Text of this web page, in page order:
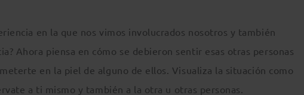
en la que nos vimos involucrados nosotros y también
Ahora piensa en cómo se debieron sentir esas otras personas
en la piel de alguno de ellos. Visualiza la situación como
a ti mismo y también a la otra u otras personas.